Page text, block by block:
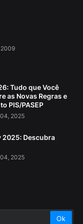
Tudo que Você
as Novas Regras e
PIS/PASEP
2025
2025: Descubra
2025